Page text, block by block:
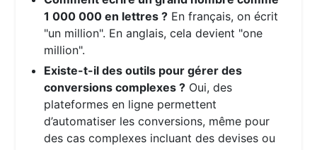
1 000 000 en lettres ? En français, on écrit
"un million". En anglais, cela devient "one
million".
Existe-t-il des outils pour gérer des
conversions complexes ? Oui, des
plateformes en ligne permettent
d’automatiser les conversions, même pour
des cas complexes incluant des devises ou